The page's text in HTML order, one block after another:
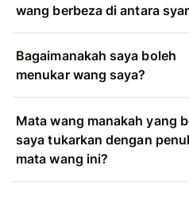
wang berbeza di antara
Bagaimanakah saya boleh
menukar wang saya?
Mata wang manakah yang
saya tukarkan dengan
mata wang ini?